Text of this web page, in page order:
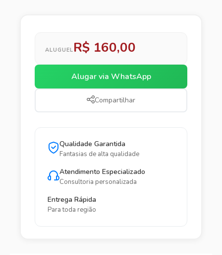
ALUGUEL R$ 160,00
Alugar via WhatsApp
Compartilhar
Qualidade Garantida
Fantasias de alta qualidade
Atendimento Especializado
Consultoria personalizada
Entrega Rápida
Para toda região